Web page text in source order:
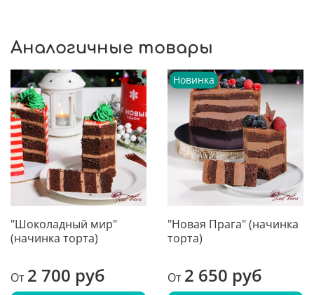
Аналогичные товары
"Шоколадный мир"
(начинка торта)
От 2 700 руб
Новинка
"Новая Прага" (начинка
торта)
От 2 650 руб